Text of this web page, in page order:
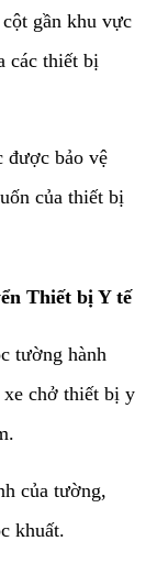
gần khu vực
các thiết bị
được bảo vệ
của thiết bị
Thiết bị Y tế
tường hành
xe chở thiết bị y
của tường,
khuất.